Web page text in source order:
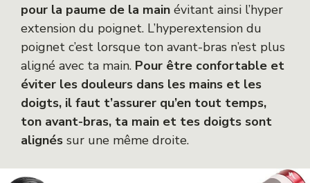
pour la paume de la main évitant ainsi l’hyper
extension du poignet. L’hyperextension du
poignet c’est lorsque ton avant-bras n’est plus
aligné avec ta main. Pour être confortable et
éviter les douleurs dans les mains et les
doigts, il faut t’assurer qu’en tout temps,
ton avant-bras, ta main et tes doigts sont
alignés sur une même droite.